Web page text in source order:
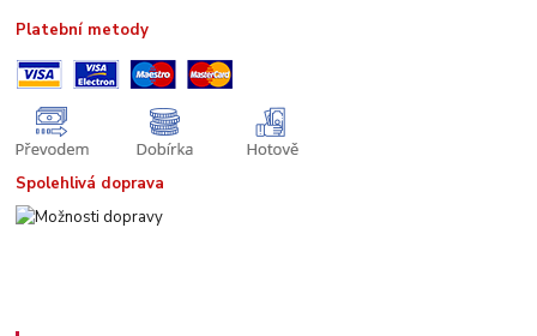
Platební metody
Spolehlivá doprava